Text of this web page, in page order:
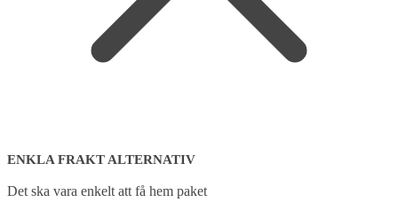
ENKLA FRAKT ALTERNATIV
Det ska vara enkelt att få hem paket